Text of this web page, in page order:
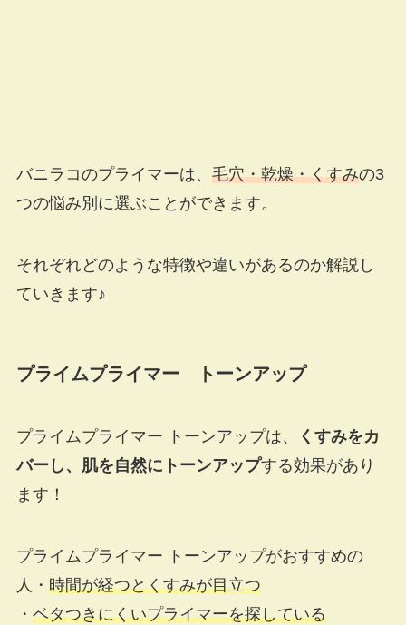
バニラコのプライマーは、 毛穴・乾燥・くすみの3
つの悩み別に選ぶことができます。
それぞれどのような特徴や違いがあるのか解説し
ていきます♪
プライムプライマー トーンアップ
プライムプライマー トーンアップは、
くすみをカ
バーし、肌を自然にトーンアップする効果があり
ます！
プライムプライマー トーンアップがおすすめの
人 ・ 時間が経つとくすみが目立つ
・ ベタつきにくいプライマーを探している